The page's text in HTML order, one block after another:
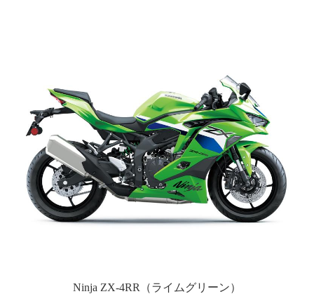
Ninja ZX-4RR（ライムグリーン）